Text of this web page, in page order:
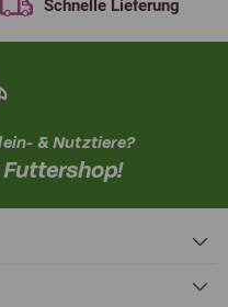
Schnelle Lieferung
& Nutztiere?